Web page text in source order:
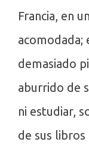
Francia, en
acomodada;
demasiado
aburrido de
ni estudiar,
de sus